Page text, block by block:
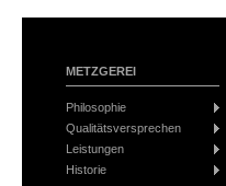
METZGEREI
Philosophie
Qualitätsversprechen
Leistungen
Historie